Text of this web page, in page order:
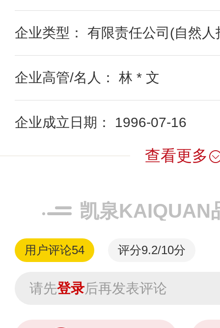
企业类型： 有限责任公司(自然人
企业高管/名人： 林 * 文
企业成立日期： 1996-07-16
查看更多
凯泉KAIQUAN
用户评论54 评分9.2/10分
请先登录后再发表评论